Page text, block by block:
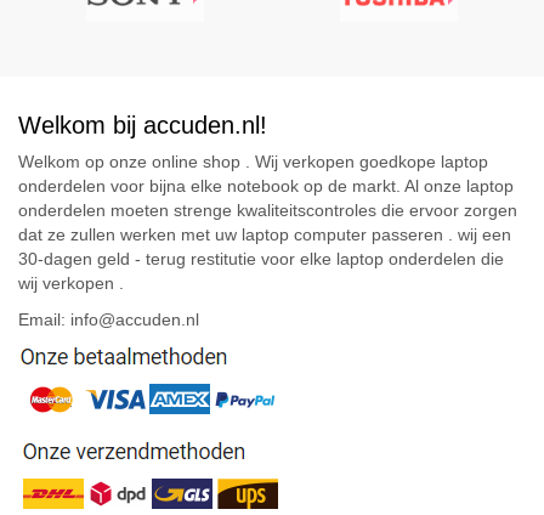
Welkom bij accuden.nl!
Welkom op onze online shop . Wij verkopen goedkope laptop
onderdelen voor bijna elke notebook op de markt. Al onze laptop
onderdelen moeten strenge kwaliteitscontroles die ervoor zorgen
dat ze zullen werken met uw laptop computer passeren . wij een
30-dagen geld - terug restitutie voor elke laptop onderdelen die
wij verkopen .
Email: info@accuden.nl